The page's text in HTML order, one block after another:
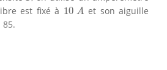
est fixé à 10 A
10 A et son aiguille